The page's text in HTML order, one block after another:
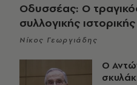
Οδυσσέας: Ο
συλλογικής
Νίκος Γεωργιάδης
Ο